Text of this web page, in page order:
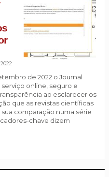
de 2022 o Journal
serviço online, seguro e
ao esclarecer os
que as revistas científicas
comparação numa série
chave dizem